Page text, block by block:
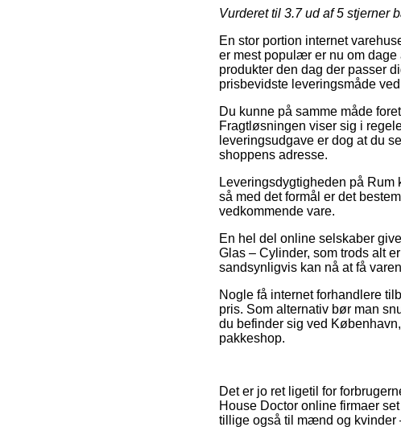
Vurderet til 3.7ud af 5 stjerner
En stor portion internet
er mest populær er nu om
produkter den dag der passer
prisbevidste leveringsmåde
Du kunne på samme måde
Fragtløsningen viser sig i
leveringsudgave er dog at du
shoppens adresse.
Leveringsdygtigheden på
så med det formål er det
vedkommende vare.
En hel del online selskaber
Glas – Cylinder, som trods alt
sandsynligvis kan nå at få
Nogle få internet forhandlere
pris. Som alternativ bør man
du befinder sig ved
pakkeshop.
Det er jo ret ligetil for
House Doctor online firmaer
tillige også til mænd og kvinder